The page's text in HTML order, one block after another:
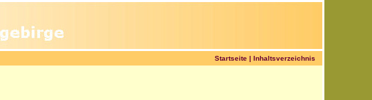
Startseite | Inhaltsverzeichnis